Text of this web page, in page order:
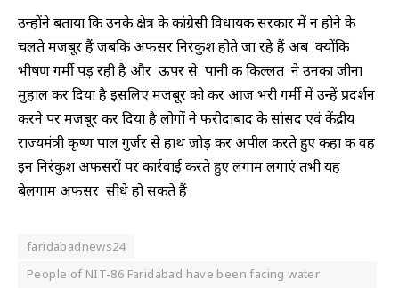
उन्होंने बताया कि उनके क्षेत्र के कांग्रेसी विधायक सरकार में न होने के
चलते मजबूर हैं जबकि अफसर निरंकुश होते जा रहे हैं अब क्योंकि
भीषण गर्मी पड़ रही है और ऊपर से पानी की किल्लत ने उनका जीना
मुहाल कर दिया है इसलिए मजबूर को कर आज भरी गर्मी में उन्हें प्रदर्शन
करने पर मजबूर कर दिया है लोगों ने फरीदाबाद के सांसद एवं केंद्रीय
राज्यमंत्री कृष्ण पाल गुर्जर से हाथ जोड़ कर अपील करते हुए कहा की वह
इन निरंकुश अफसरों पर कार्रवाई करते हुए लगाम लगाएं तभी यह
बेलगाम अफसर सीधे हो सकते हैं
faridabadnews24
People of NIT-86 Faridabad have been facing water